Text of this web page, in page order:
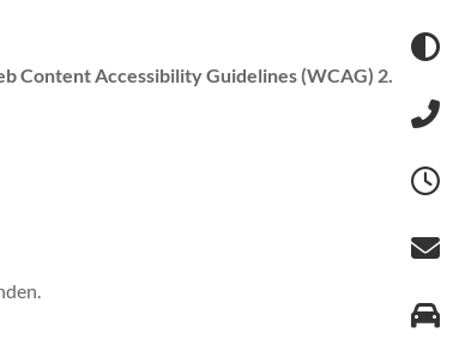
Content Accessibility Guidelines (WCAG) 2.1,